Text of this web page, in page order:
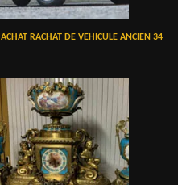
ACHAT RACHAT DE VEHICULE ANCIEN 34